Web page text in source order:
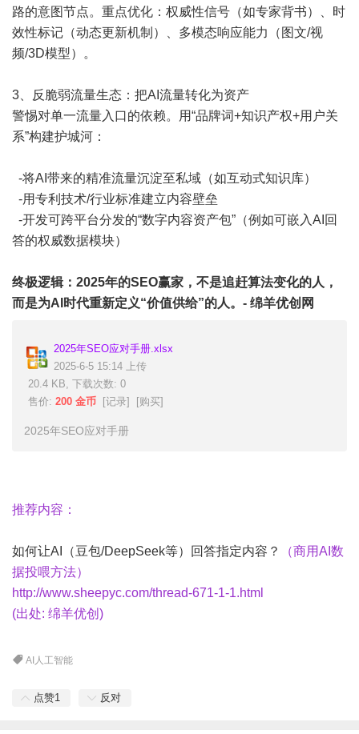
路的意图节点。重点优化：权威性信号（如专家背书）、时
效性标记（动态更新机制）、多模态响应能力（图文/视
频/3D模型）。
3、反脆弱流量生态：把AI流量转化为资产
警惕对单一流量入口的依赖。用“品牌词+知识产权+用户关
系”构建护城河：
-将AI带来的精准流量沉淀至私域（如互动式知识库）
-用专利技术/行业标准建立内容壁垒
-开发可跨平台分发的“数字内容资产包”（例如可嵌入AI回
答的权威数据模块）
终极逻辑：2025年的SEO赢家，不是追赶算法变化的人，
而是为AI时代重新定义“价值供给”的人。- 绵羊优创网
2025年SEO应对手册.xlsx
2025-6-5 15:14 上传
20.4 KB, 下载次数: 0
售价: 200 金币 [记录] [购买]
2025年SEO应对手册
推荐内容：
如何让AI（豆包/DeepSeek等）回答指定内容？
（商用AI数
据投喂方法）
http://www.sheepyc.com/thread-671-1-1.html
(出处: 绵羊优创)
AI人工智能
点赞1 反对